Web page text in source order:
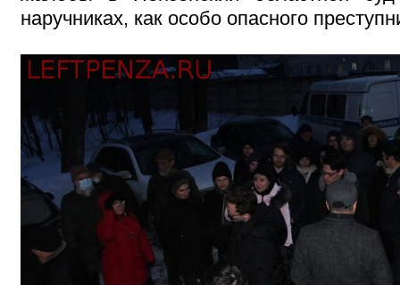
наручниках, как особо опасного